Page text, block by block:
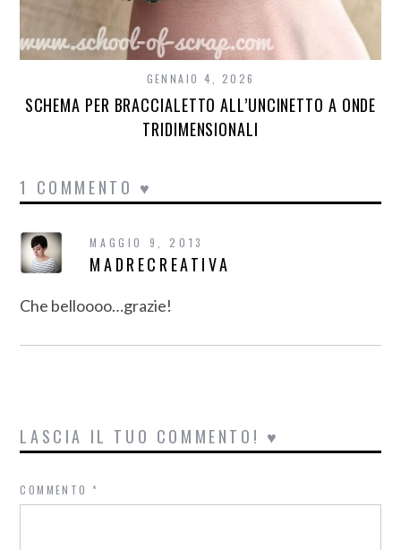
GENNAIO 4, 2026
SCHEMA PER BRACCIALETTO ALL’UNCINETTO A ONDE
TRIDIMENSIONALI
1 COMMENTO ♥
MAGGIO 9, 2013
MADRECREATIVA
Che belloooo…grazie!
LASCIA IL TUO COMMENTO! ♥
COMMENTO*